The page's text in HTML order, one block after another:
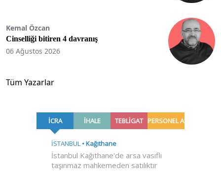
Kemal Özcan
Cinselliği bitiren 4 davranış
06 Ağustos 2026
Tüm Yazarlar